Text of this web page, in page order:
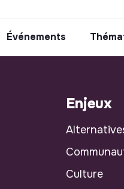
Événements
Enjeux
Culture